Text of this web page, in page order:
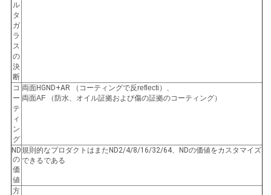
地
図
PRIVACY
POLICY
ル
タ
ガ
ラ
ス
の
決
断
コ
ー
テ
ィ
ン
グ
両面HGND+AR
（コーティングで反reflecti）、
両面AF （防水、オイル証拠および傷の証拠のコーティング）
ND
の
価
値
規則的なプロダクトはまたND2/4/8/16/32/64、NDの価値をカスタマイズ
できるである
方